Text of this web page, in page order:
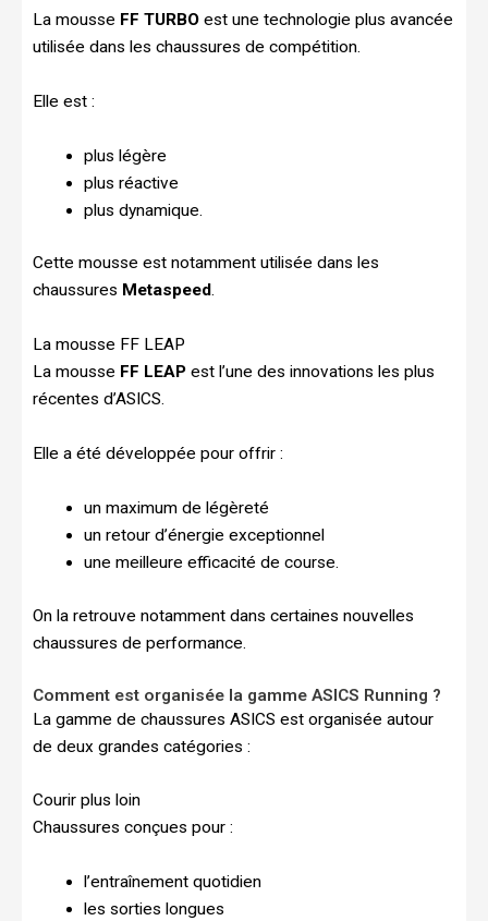
La mousse FF TURBO est une technologie plus avancée
utilisée dans les chaussures de compétition.
Elle est :
plus légère
plus réactive
plus dynamique.
Cette mousse est notamment utilisée dans les
chaussures Metaspeed.
La mousse FF LEAP
La mousse FF LEAP est l’une des innovations les plus
récentes d’ASICS.
Elle a été développée pour offrir :
un maximum de légèreté
un retour d’énergie exceptionnel
une meilleure efficacité de course.
On la retrouve notamment dans certaines nouvelles
chaussures de performance.
Comment est organisée la gamme ASICS Running ?
La gamme de chaussures ASICS est organisée autour
de deux grandes catégories :
Courir plus loin
Chaussures conçues pour :
l’entraînement quotidien
les sorties longues